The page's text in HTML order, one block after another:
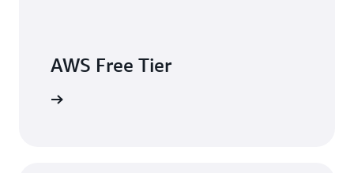
弹性负载均衡（ELB）、Amazon ElastiCache、Amazon
EMR、Amazon EventBridge、AWS Fargate、AWS
AWS Free Tier